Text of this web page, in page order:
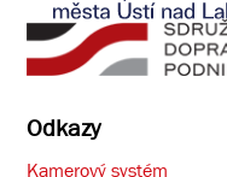
Odkazy
Kamerový systém